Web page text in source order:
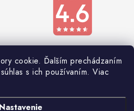
cookie. Ďalším prechádzaním
s ich používaním. Viac
Nastavenie